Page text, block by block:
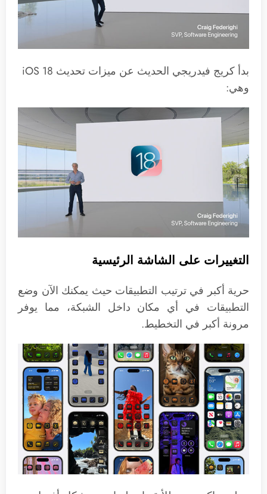
بدأ كريج فيدريجي الحديث عن ميزات تحديث iOS 18
وهي:
التغييرات على الشاشة الرئيسية
حرية أكبر في ترتيب التطبيقات حيث يمكنك الآن وضع
التطبيقات في أي مكان داخل الشبكة، مما يوفر
مرونة أكبر في التخطيط.